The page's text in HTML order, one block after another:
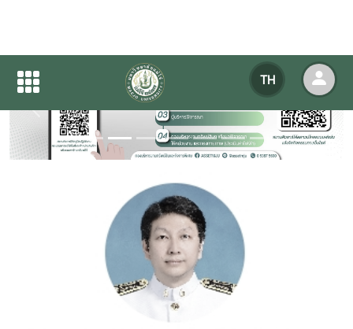
TH
Previous
Next